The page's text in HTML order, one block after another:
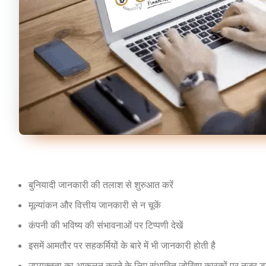
बुनियादी जानकारी की तलाश से शुरुआत करें
मूल्यांकन और वित्तीय जानकारी से न चूकें
कंपनी की भविष्य की संभावनाओं पर टिप्पणी देखें
इसमें आमतौर पर सहकर्मियों के बारे में भी जानकारी होती है